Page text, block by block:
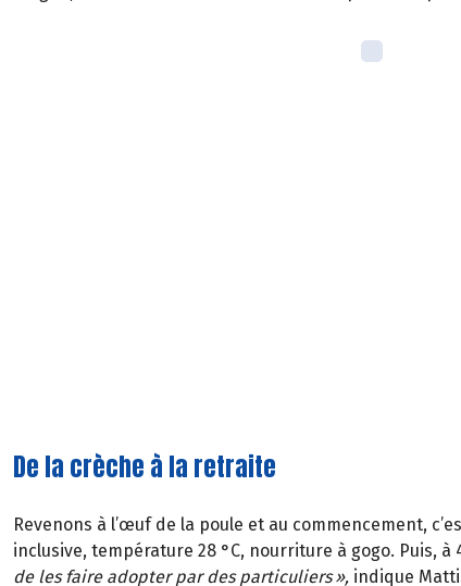
De la crèche à la retraite
Revenons à l’œuf de la poule et au commencement,
inclusive, température 28 °C, nourriture à gogo. Puis, à
de les faire adopter par des particuliers », indique